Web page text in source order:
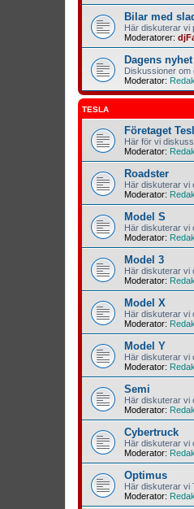
Bilar med
Här diskuterar vi
Moderatorer:
Dagens nyhet
Diskussioner om
Moderator:
TESLA
Företaget
Här för vi
Moderator:
Roadster
Här diskuterar vi
Moderator:
Model S
Här diskuterar vi
Moderator:
Model 3
Här diskuterar vi
Moderator:
Model X
Här diskuterar vi
Moderator:
Model Y
Här diskuterar vi
Moderator:
Semi
Här diskuterar vi
Moderator:
Cybertruck
Här diskuterar vi
Moderator:
Optimus
Här diskuterar vi
Moderator: